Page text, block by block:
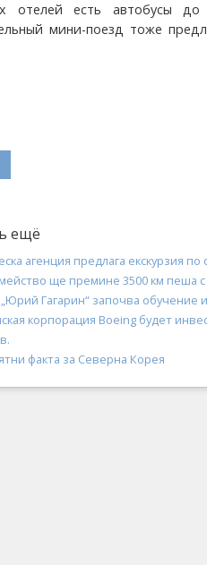
отелей есть автобусы
мини-поезд тоже
ещё
агенция предлага екскурзия
ще премине 3500 км пеша с
Гагарин“ започва обучение
корпорация Boeing будет
факта за Северна Корея